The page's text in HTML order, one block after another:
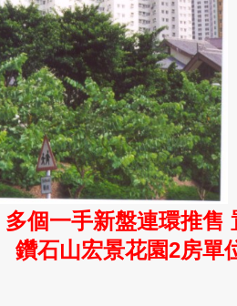
多個一手新盤連環推售
鑽石山宏景花園2房單